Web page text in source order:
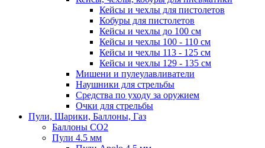
Кейсы и чехлы для пистолетов
Кобуры для пистолетов
Кейсы и чехлы до 100 см
Кейсы и чехлы 100 - 110 см
Кейсы и чехлы 113 - 125 см
Кейсы и чехлы 129 - 135 см
Мишени и пулеулавливатели
Наушники для стрельбы
Средства по уходу за оружием
Очки для стрельбы
Пули, Шарики, Баллоны, Газ
Баллоны CO2
Пули 4.5 мм